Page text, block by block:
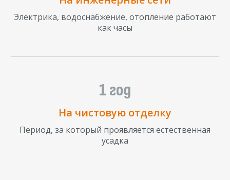
Электрика, водоснабжение, отопление работают
как часы
1 год
На чистовую отделку
Период, за который проявляется естественная
усадка